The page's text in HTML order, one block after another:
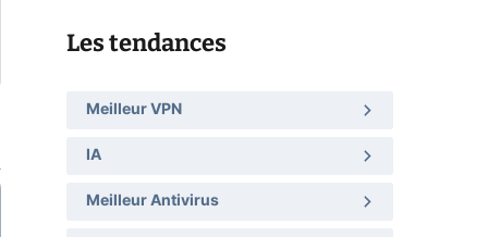
Les tendances
Meilleur VPN
IA
Meilleur Antivirus